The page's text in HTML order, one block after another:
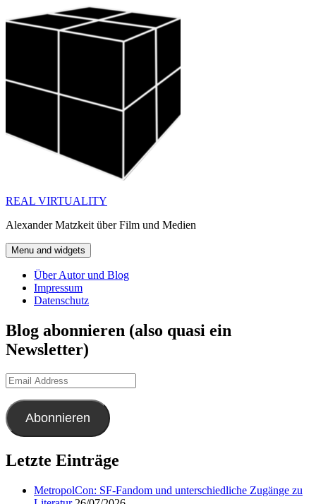
to
REAL VIRTUALITY
Alexander Matzkeit über Film und Medien
Menu and widgets
Über Autor und Blog
Impressum
Datenschutz
Blog abonnieren (also quasi ein
Newsletter)
Email
Address
Abonnieren
Letzte Einträge
MetropolCon: SF-Fandom und unterschiedliche Zugänge zu